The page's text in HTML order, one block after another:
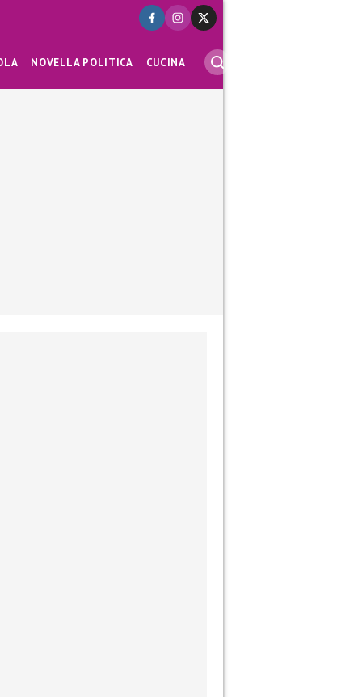
NOVELLA POLITICA CUCINA